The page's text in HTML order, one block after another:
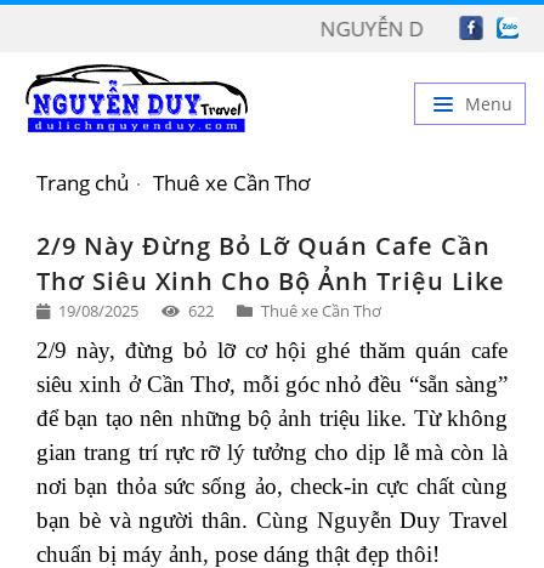
NGUYỄN DUY TRAVEL CHÀO MỪNG
Menu
BẢNG GIÁ
TIN TỨC
LIÊN HỆ
Trang chủ Thuê xe Cần Thơ
2/9 Này Đừng Bỏ Lỡ Quán Cafe Cần
Thơ Siêu Xinh Cho Bộ Ảnh Triệu Like
19/08/2025 622 Thuê xe Cần Thơ
2/9 này, đừng bỏ lỡ cơ hội ghé thăm quán cafe
siêu xinh ở Cần Thơ, mỗi góc nhỏ đều “sẵn sàng”
để bạn tạo nên những bộ ảnh triệu like. Từ không
gian trang trí rực rỡ lý tưởng cho dịp lễ mà còn là
nơi bạn thỏa sức sống ảo, check-in cực chất cùng
bạn bè và người thân. Cùng Nguyễn Duy Travel
chuẩn bị máy ảnh, pose dáng thật đẹp thôi!